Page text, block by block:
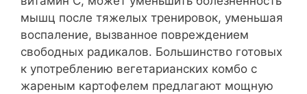
мышц после тяжелых тренировок, уменьшая
воспаление, вызванное повреждением
свободных радикалов. Большинство готовых
к употреблению вегетарианских комбо с
жареным картофелем предлагают мощную